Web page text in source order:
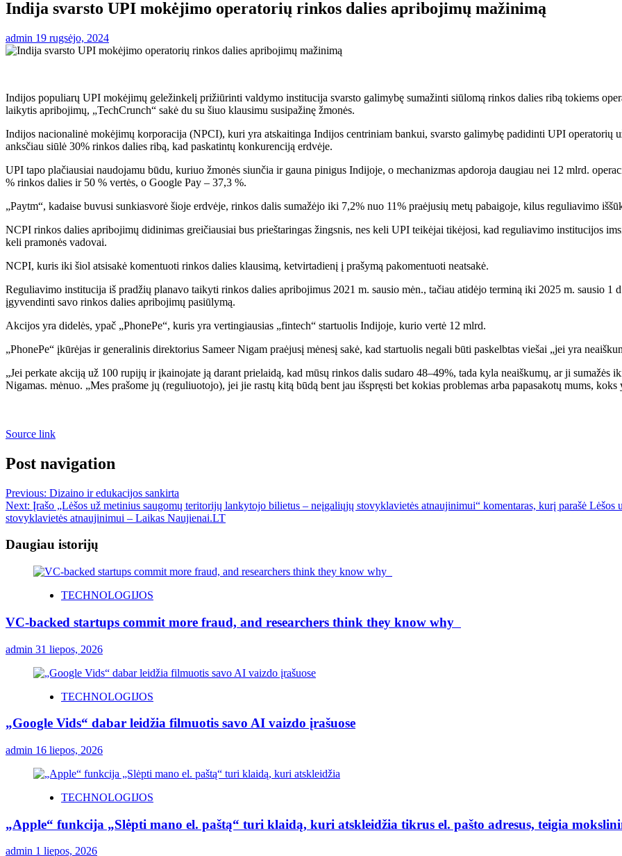
Indija svarsto UPI mokėjimo operatorių rinkos dalies apribojimų mažinimą
admin 19 rugsėjo, 2024
Indijos populiarų UPI mokėjimų geležinkelį prižiūrinti valdymo institucija svarsto galimybę sumažinti siūlomą rinkos dalies ribą tokiems
laikytis apribojimų, „TechCrunch“ sakė du su šiuo klausimu susipažinę žmonės.
Indijos nacionalinė mokėjimų korporacija (NPCI), kuri yra atskaitinga Indijos centriniam bankui, svarsto galimybę padidinti UPI operatorių
anksčiau siūlė 30% rinkos dalies ribą, kad paskatintų konkurenciją erdvėje.
UPI tapo plačiausiai naudojamu būdu, kuriuo žmonės siunčia ir gauna pinigus Indijoje, o mechanizmas apdoroja daugiau nei 12 mlrd.
% rinkos dalies ir 50 % vertės, o Google Pay – 37,3 %.
„Paytm“, kadaise buvusi sunkiasvorė šioje erdvėje, rinkos dalis sumažėjo iki 7,2% nuo 11% praėjusių metų pabaigoje, kilus reguliavimo
NCPI rinkos dalies apribojimų didinimas greičiausiai bus prieštaringas žingsnis, nes keli UPI teikėjai tikėjosi, kad reguliavimo institucijos
keli pramonės vadovai.
NCPI, kuris iki šiol atsisakė komentuoti rinkos dalies klausimą, ketvirtadienį į prašymą pakomentuoti neatsakė.
Reguliavimo institucija iš pradžių planavo taikyti rinkos dalies apribojimus 2021 m. sausio mėn., tačiau atidėjo terminą iki 2025 m. sausio
įgyvendinti savo rinkos dalies apribojimų pasiūlymą.
Akcijos yra didelės, ypač „PhonePe“, kuris yra vertingiausias „fintech“ startuolis Indijoje, kurio vertė 12 mlrd.
„PhonePe“ įkūrėjas ir generalinis direktorius Sameer Nigam praėjusį mėnesį sakė, kad startuolis negali būti paskelbtas viešai „jei yra
„Jei perkate akciją už 100 rupijų ir įkainojate ją darant prielaidą, kad mūsų rinkos dalis sudaro 48–49%, tada kyla neaiškumų, ar ji sumažės
Nigamas. mėnuo. „Mes prašome jų (reguliuotojo), jei jie rastų kitą būdą bent jau išspręsti bet kokias problemas arba papasakotų mums,
Source link
Post navigation
Previous: Dizaino ir edukacijos sankirta
Next: Įrašo „Lėšos už metinius saugomų teritorijų lankytojo bilietus – neįgaliųjų stovyklavietės atnaujinimui“ komentaras, kurį parašė
stovyklavietės atnaujinimui – Laikas Naujienai.LT
Daugiau istorijų
TECHNOLOGIJOS
VC-backed startups commit more fraud, and researchers think they know why
admin 31 liepos, 2026
TECHNOLOGIJOS
„Google Vids“ dabar leidžia filmuotis savo AI vaizdo įrašuose
admin 16 liepos, 2026
TECHNOLOGIJOS
„Apple“ funkcija „Slėpti mano el. paštą“ turi klaidą, kuri atskleidžia tikrus el. pašto adresus, teigia
admin 1 liepos, 2026